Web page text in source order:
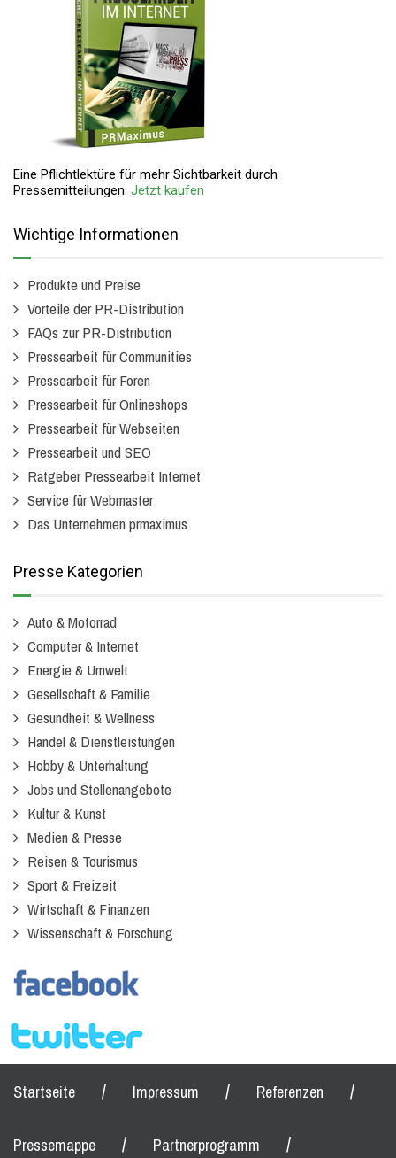
Eine Pflichtlektüre für mehr Sichtbarkeit durch
Pressemitteilungen. Jetzt kaufen
Wichtige Informationen
Produkte und Preise
Vorteile der PR-Distribution
FAQs zur PR-Distribution
Pressearbeit für Communities
Pressearbeit für Foren
Pressearbeit für Onlineshops
Pressearbeit für Webseiten
Pressearbeit und SEO
Ratgeber Pressearbeit Internet
Service für Webmaster
Das Unternehmen prmaximus
Presse Kategorien
Auto & Motorrad
Computer & Internet
Energie & Umwelt
Gesellschaft & Familie
Gesundheit & Wellness
Handel & Dienstleistungen
Hobby & Unterhaltung
Jobs und Stellenangebote
Kultur & Kunst
Medien & Presse
Reisen & Tourismus
Sport & Freizeit
Wirtschaft & Finanzen
Wissenschaft & Forschung
Startseite / Impressum / Referenzen /
Pressemappe / Partnerprogramm /